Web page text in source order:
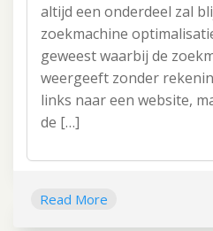
altijd een onderdeel zal
zoekmachine
geweest waarbij de
weergeeft zonder
links naar een website,
de […]
Read More